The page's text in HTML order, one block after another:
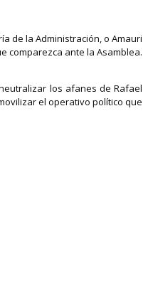
de la Administración, o Amauri
comparezca ante la Asamblea.
los afanes de Rafael
el operativo político que